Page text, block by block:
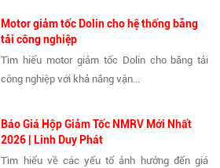
Motor giảm tốc Dolin cho hệ thống băng
tải công nghiệp
Tìm hiểu motor giảm tốc Dolin cho băng tải
công nghiệp với khả năng vận...
Báo Giá Hộp Giảm Tốc NMRV Mới Nhất
2026 | Linh Duy Phát
Tìm hiểu về các yếu tố ảnh hưởng đến giá